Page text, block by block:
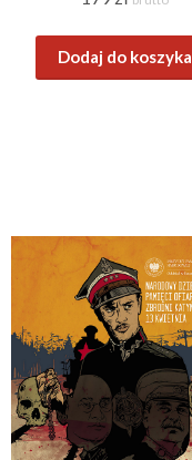
Dodaj do koszyka